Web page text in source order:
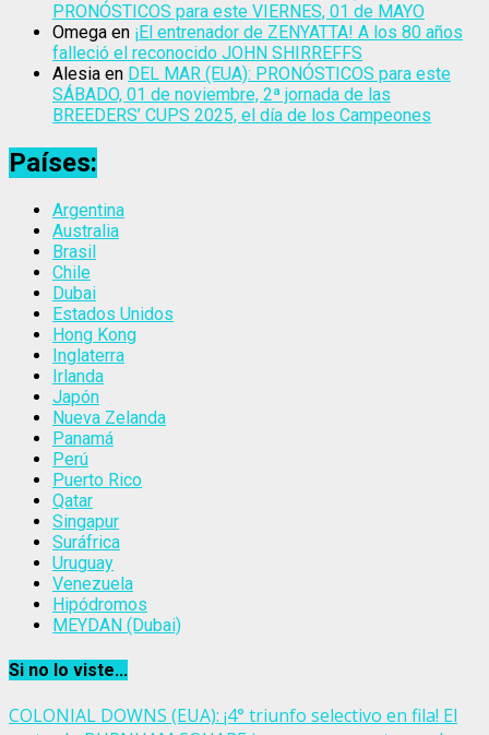
PRONÓSTICOS para este VIERNES, 01 de MAYO
Omega en ¡El entrenador de ZENYATTA! A los 80 años
falleció el reconocido JOHN SHIRREFFS
Alesia en DEL MAR (EUA): PRONÓSTICOS para este
SÁBADO, 01 de noviembre, 2ª jornada de las
BREEDERS’ CUPS 2025, el día de los Campeones
Países:
Argentina
Australia
Brasil
Chile
Dubai
Estados Unidos
Hong Kong
Inglaterra
Irlanda
Japón
Nueva Zelanda
Panamá
Perú
Puerto Rico
Qatar
Singapur
Suráfrica
Uruguay
Venezuela
Hipódromos
MEYDAN (Dubai)
Si no lo viste...
COLONIAL DOWNS (EUA): ¡4° triunfo selectivo en fila! El